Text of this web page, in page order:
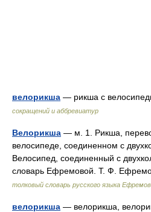
велорикша — рикша с
сокращений и аббревиатур
Велорикша — м. 1. Рикша,
велосипеде, соединенном с
Велосипед, соединенный с
словарь Ефремовой. Т. Ф.
толковый словарь русского языка
велорикша — велорикша,